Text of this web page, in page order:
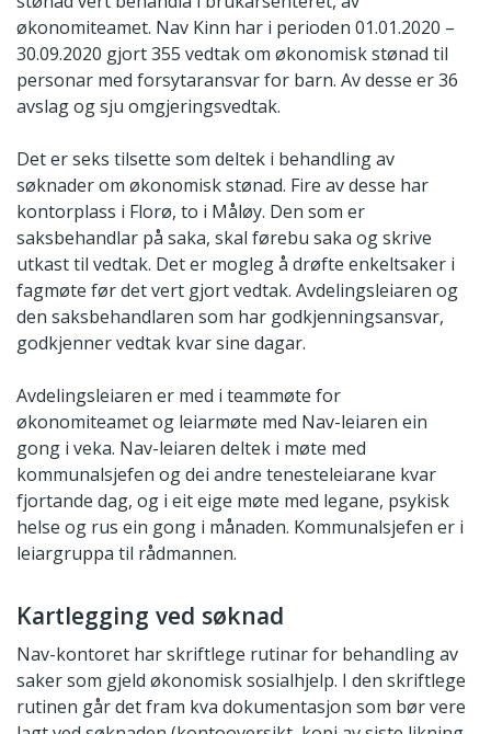
økonomiteamet. Nav Kinn har i perioden 01.01.2020 –
30.09.2020 gjort 355 vedtak om økonomisk stønad til
personar med forsytaransvar for barn. Av desse er 36
avslag og sju omgjeringsvedtak.
Det er seks tilsette som deltek i behandling av
søknader om økonomisk stønad. Fire av desse har
kontorplass i Florø, to i Måløy. Den som er
saksbehandlar på saka, skal førebu saka og skrive
utkast til vedtak. Det er mogleg å drøfte enkeltsaker i
fagmøte før det vert gjort vedtak. Avdelingsleiaren og
den saksbehandlaren som har godkjenningsansvar,
godkjenner vedtak kvar sine dagar.
Avdelingsleiaren er med i teammøte for
økonomiteamet og leiarmøte med Nav-leiaren ein
gong i veka. Nav-leiaren deltek i møte med
kommunalsjefen og dei andre tenesteleiarane kvar
fjortande dag, og i eit eige møte med legane, psykisk
helse og rus ein gong i månaden. Kommunalsjefen er i
leiargruppa til rådmannen.
Kartlegging ved søknad
Nav-kontoret har skriftlege rutinar for behandling av
saker som gjeld økonomisk sosialhjelp. I den skriftlege
rutinen går det fram kva dokumentasjon som bør vere